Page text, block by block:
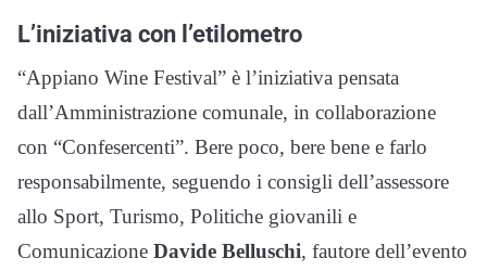
L’iniziativa con l’etilometro
“Appiano Wine Festival” è l’iniziativa pensata
dall’Amministrazione comunale, in collaborazione
con “Confesercenti”. Bere poco, bere bene e farlo
responsabilmente, seguendo i consigli dell’assessore
allo Sport, Turismo, Politiche giovanili e
Comunicazione Davide Belluschi, fautore dell’evento